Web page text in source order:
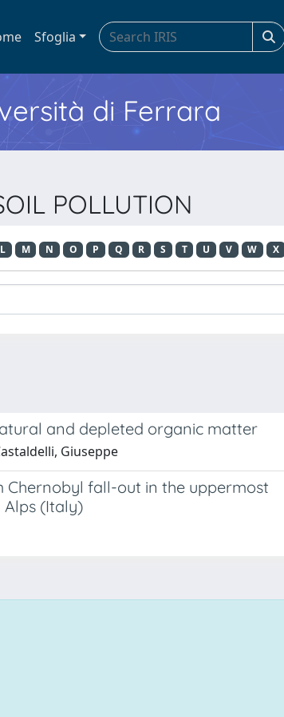
Sfoglia
di Ferrara
POLLUTION
L M N O P Q R S T U V W X
and depleted organic matter
Giuseppe
Chernobyl fall-out in the uppermost
(Italy)